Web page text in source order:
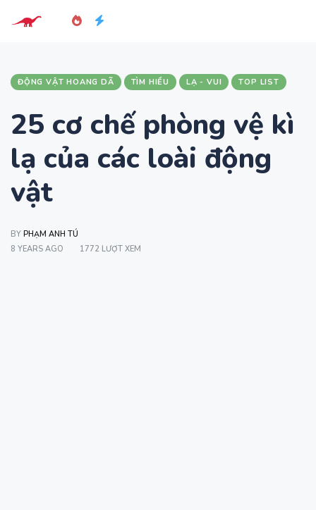
ĐỘNG VẬT HOANG DÃ TÌM HIỂU LẠ - VUI TOP LIST
25 cơ chế phòng vệ kì
lạ của các loài động
vật
BY PHẠM ANH TÚ
8 YEARS AGO
1772 LƯỢT XEM